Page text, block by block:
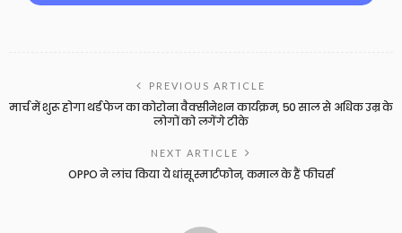
PREVIOUS ARTICLE
मार्च में शुरू होगा थर्ड फेज का कोरोना वैक्सीनेशन कार्यक्रम, 50 साल से अधिक उम्र के
लोगों को लगेंगे टीके
NEXT ARTICLE
OPPO ने लांच किया ये धांसू स्मार्टफोन, कमाल के हैं फीचर्स